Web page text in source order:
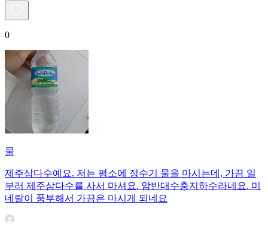
0
물
제주삼다수예요. 저는 평소에 정수기 물을 마시는데, 가끔 일
부러 제주삼다수를 사서 마셔요. 암반대수충지하수라네요. 미
네랄이 풍부해서 가끔은 마시게 되네요